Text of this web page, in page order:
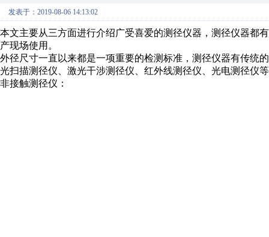
发表于：2019-08-06 14:13:02
本文主要从三方面进行介绍广受喜爱的测径仪器，测径仪器都
产现场使用。
外径尺寸一直以来都是一项重要的检测标准，测径仪器有传统
光扫描测径仪、激光干涉测径仪、红外线测径仪、光电测径仪
非接触测径仪：